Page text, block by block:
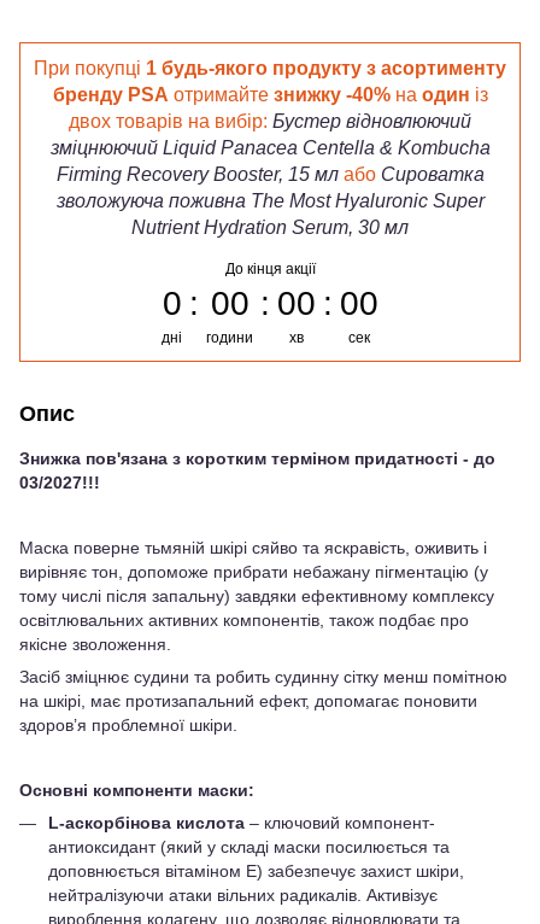
При покупці 1 будь-якого продукту з асортименту
бренду PSA отримайтезнижку -40%на один із
двох товарів на вибір: Бустер відновлюючий
зміцнюючий Liquid Panacea Centella & Kombucha
Firming Recovery Booster, 15 мл або Сироватка
зволожуюча поживна The Most Hyaluronic Super
Nutrient Hydration Serum, 30 мл
До кінця акції
0
дні
00
години
00
хв
00
сек
Опис
Знижка пов'язана з коротким терміном придатності - до
03/2027!!!
Маска поверне тьмяній шкірі сяйво та яскравість, оживить і
вирівняє тон, допоможе прибрати небажану пігментацію (у
тому числі після запальну) завдяки ефективному комплексу
освітлювальних активних компонентів, також подбає про
якісне зволоження.
Засіб зміцнює судини та робить судинну сітку менш помітною
на шкірі, має протизапальний ефект, допомагає поновити
здоров’я проблемної шкіри.
Основні компоненти маски:
L-аскорбінова кислота – ключовий компонент-
антиоксидант (який у складі маски посилюється та
доповнюється вітаміном Е) забезпечує захист шкіри,
нейтралізуючи атаки вільних радикалів. Активізує
вироблення колагену, що дозволяє відновлювати та